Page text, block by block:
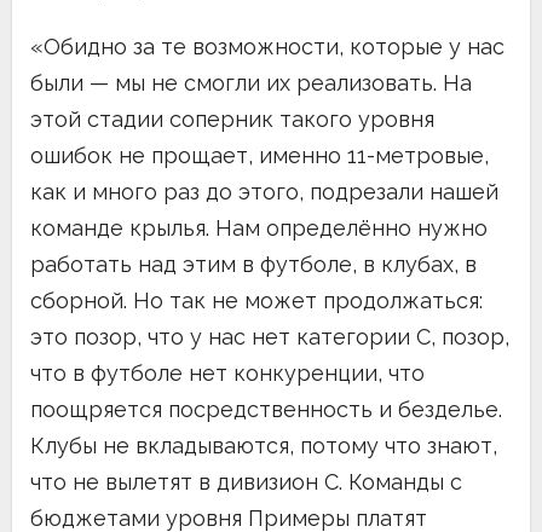
«Обидно за те возможности, которые у нас
были — мы не смогли их реализовать. На
этой стадии соперник такого уровня
ошибок не прощает, именно 11-метровые,
как и много раз до этого, подрезали нашей
команде крылья. Нам определённо нужно
работать над этим в футболе, в клубах, в
сборной. Но так не может продолжаться:
это позор, что у нас нет категории C, позор,
что в футболе нет конкуренции, что
поощряется посредственность и безделье.
Клубы не вкладываются, потому что знают,
что не вылетят в дивизион C. Команды с
бюджетами уровня Примеры платят